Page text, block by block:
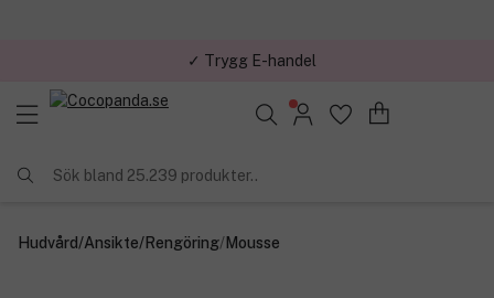
✓ Trygg E-handel
Sök bland 25.239 produkter..
Hudvård/Ansikte/Rengöring/Mousse